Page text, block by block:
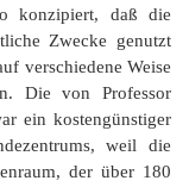
konzipiert, daß die
Zwecke genutzt
verschiedene Weise
Die von Professor
ein kostengünstiger
weil die
der über 180